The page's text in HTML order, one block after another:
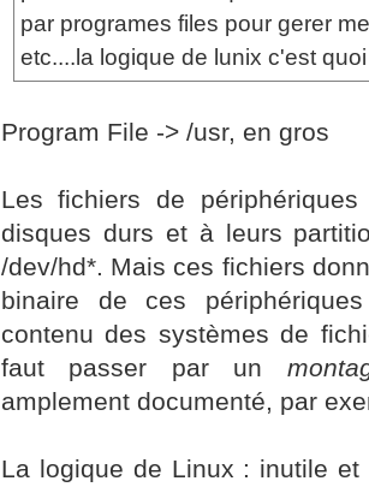
par programes files pour gerer
etc....la logique de lunix c'est
Program File -> /usr, en gros
Les fichiers de
disques durs et à leurs
/dev/hd*. Mais ces fichiers
binaire de ces
contenu des systèmes de
faut passer par un
amplement documenté, par
La logique de Linux : inutile et